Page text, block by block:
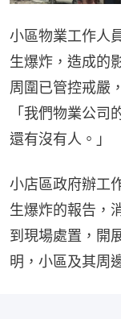
小區物業工作人
生爆炸，造成的
周圍已管控戒嚴
「我們物業公司
還有沒有人。」
小店區政府辦工
生爆炸的報告，
到現場處置，開
明，小區及其周